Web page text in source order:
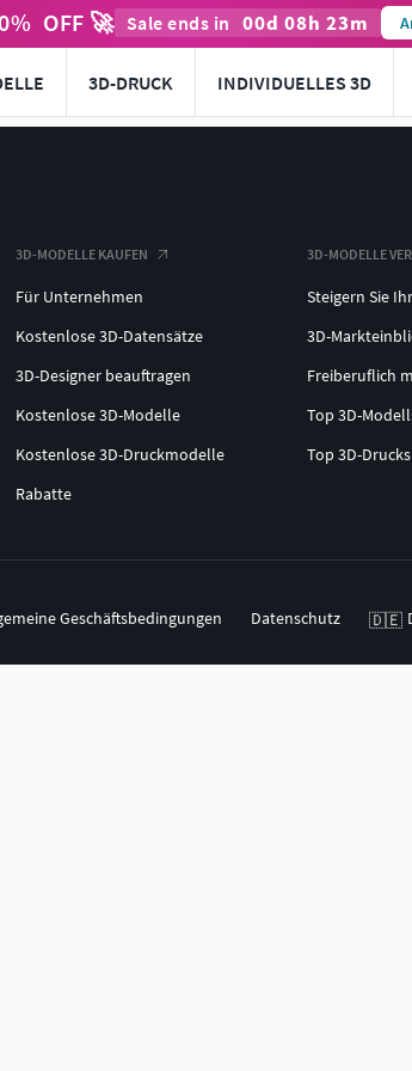
% OFF 🚀 Sale ends in 00d 08h 23m
3D-DRUCK INDIVIDUELLES 3D
3D-MODELLE KAUFEN
Für Unternehmen
Kostenlose 3D-Datensätze
3D-Designer beauftragen
Kostenlose 3D-Modelle
Kostenlose 3D-Druckmodelle
Rabatte
3D-MODELLE
Steigern Sie
3D-
Freiberuflich
Top 3D-
Top 3D-
Geschäftsbedingungen Datenschutz 🇩🇪